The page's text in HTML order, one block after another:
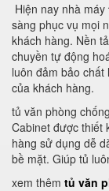
Hiện nay nhà máy
sàng phục vụ mọi
khách hàng. Nền
chuyền tự động
luôn đảm bảo
của khách hàng.
tủ văn phòng
Cabinet được thiết
hàng sử dụng dễ
bề mặt. Giúp tủ
xem thêm tủ văn